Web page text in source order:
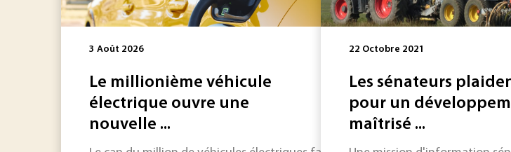
3 Août 2026
Le millionième véhicule
électrique ouvre une
nouvelle ...
22 Octobre 2021
Les sénateurs
pour un
maîtrisé ...